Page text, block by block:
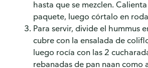
hasta que se mezclen.
paquete, luego córtalo en
Para servir, divide el hummus
cubre con la ensalada de
luego rocía con las 2
rebanadas de pan naan como